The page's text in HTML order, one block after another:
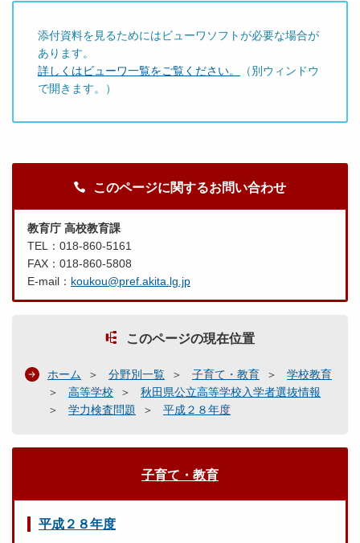
添付資料を見るためにはビューワソフトが必要な場合が
あります。
詳しくはビューワ一覧をご覧ください。
（別ウィンドウ
で開きます。）
このページに関するお問い合わせ
教育庁 高校教育課
TEL：018-860-5161
FAX：018-860-5808
E-mail： koukou@pref.akita.lg.jp
このページの現在位置
ホーム 分野別一覧 子育て・教育
学校教育
高等学校
秋田県公立高等学校入学者選抜情報
学力検査問題
平成２８年度
子育て・教育
平成２８年度